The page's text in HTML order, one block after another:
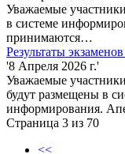
Уважаемые
в системе
принимаются…
Результаты
'8 Апреля 2026 г.'
Уважаемые
будут размещены в
информирования.
Страница 3 из 70
<<